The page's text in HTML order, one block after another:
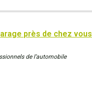
près de chez vous
de l’automobile